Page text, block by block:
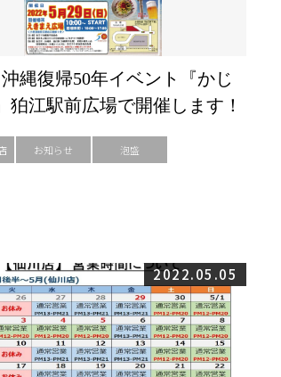
縄復帰50年イベント『かじ
狛江駅前広場で開催します！
お知らせ 泡盛
2022.05.05